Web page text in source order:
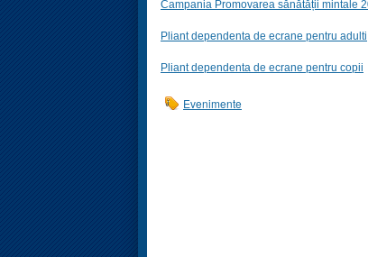
Campania Promovarea sănătății mintale
Pliant dependenta de ecrane pentru adulti
Pliant dependenta de ecrane pentru copii
Evenimente